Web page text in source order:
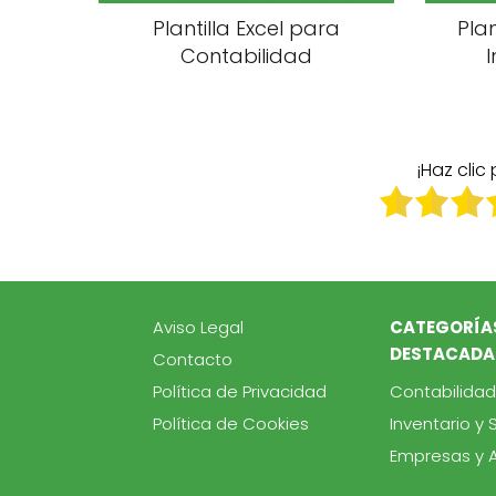
Plantilla Excel para
Contabilidad
¡Haz
Aviso Legal
Contacto
Política de Privacidad
Política de Cookies
Contabilidad
Inventario y
Empresas y